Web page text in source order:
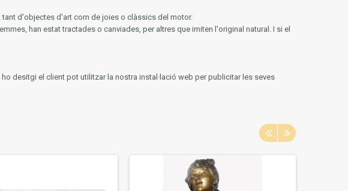
d'objectes d'art com de joies o clàssics del motor.
han estat tractades o canviades, per altres que imiten l'original natural. I si el
desitgi el client pot utilitzar la nostra instal·lació web per publicitar les seves